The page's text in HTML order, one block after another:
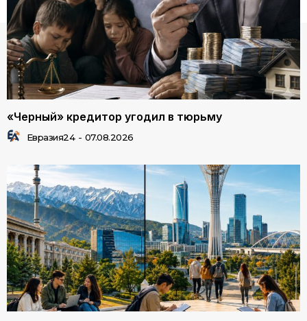
«Черный» кредитор угодил в тюрьму
Евразия24 - 07.08.2026